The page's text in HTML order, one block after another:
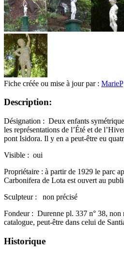
Fiche créée ou mise à jour par : MarieP
Description:
Désignation : Deux enfants
les représentations de l’Été et de
pont Isidora. Il y en a peut-être eu
Visible : oui
Propriétaire : à partir de 1929 le parc
Carbonifera de Lota est ouvert au
Sculpteur : non précisé
Fondeur : Durenne pl. 337 n° 38, non
catalogue, peut-être dans celui de
Historique